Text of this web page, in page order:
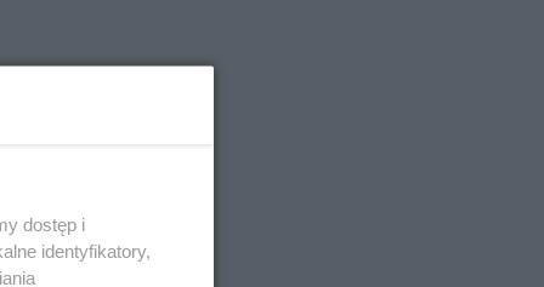
dostęp i
identyfikatory,